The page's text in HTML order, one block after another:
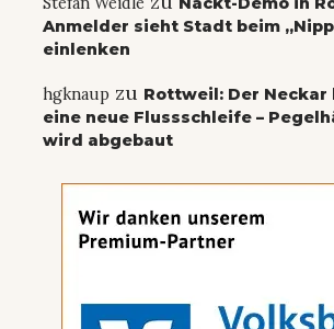
Anmelder sieht Stadt beim
einlenken
hgknaup zu Rottweil: Der Neckar
eine neue Flussschleife –
wird abgebaut